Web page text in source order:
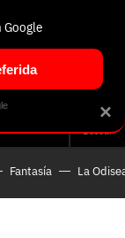
Buscar
Fantasía La
Cancelar
con un
×
Google